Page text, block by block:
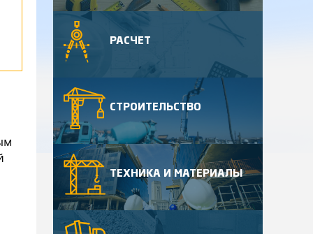
РАСЧЕТ
СТРОИТЕЛЬСТВО
ТЕХНИКА И МАТЕРИАЛЫ